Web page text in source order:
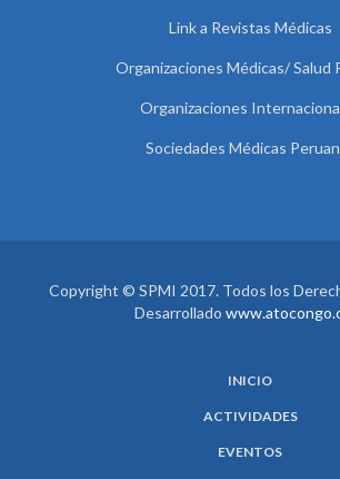
Link a Revistas Médicas
Organizaciones Médicas/ Salud
Organizaciones
Sociedades Médicas
Copyright © SPMI 2017. Todos los
Desarrollado
INICIO
ACTIVIDADES
EVENTOS